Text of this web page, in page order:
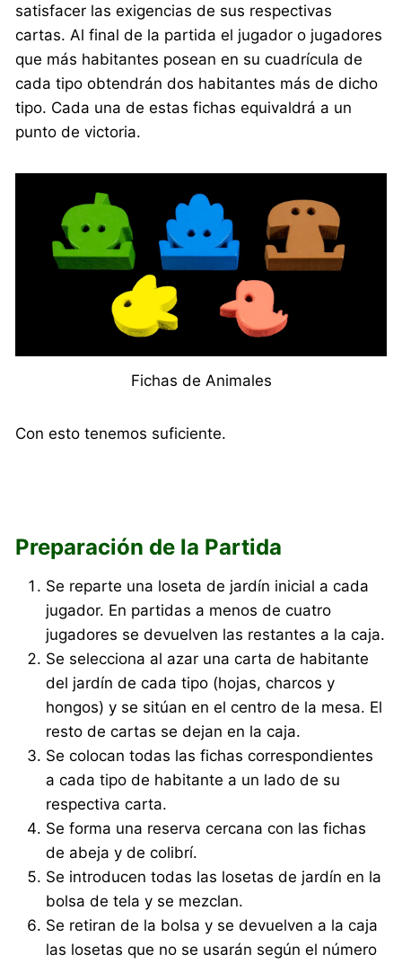
satisfacer las exigencias de sus respectivas
cartas. Al final de la partida el jugador o jugadores
que más habitantes posean en su cuadrícula de
cada tipo obtendrán dos habitantes más de dicho
tipo. Cada una de estas fichas equivaldrá a un
punto de victoria.
Fichas de Animales
Con esto tenemos suficiente.
Preparación de la Partida
Se reparte una loseta de jardín inicial a cada
jugador. En partidas a menos de cuatro
jugadores se devuelven las restantes a la caja.
Se selecciona al azar una carta de habitante
del jardín de cada tipo (hojas, charcos y
hongos) y se sitúan en el centro de la mesa. El
resto de cartas se dejan en la caja.
Se colocan todas las fichas correspondientes
a cada tipo de habitante a un lado de su
respectiva carta.
Se forma una reserva cercana con las fichas
de abeja y de colibrí.
Se introducen todas las losetas de jardín en la
bolsa de tela y se mezclan.
Se retiran de la bolsa y se devuelven a la caja
las losetas que no se usarán según el número